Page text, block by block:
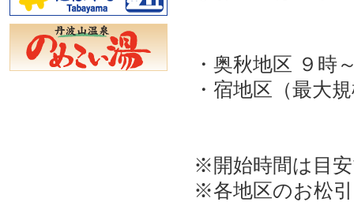
・奥秋地区 ９時
・宿地区（最大
※開始時間は目
※各地区のお松